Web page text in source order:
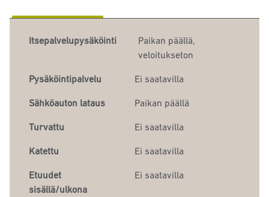
Itsepalvelupysäköinti Paikan päällä,
veloitukseton
Pysäköintipalvelu Ei saatavilla
Sähköauton lataus Paikan päällä
Turvattu Ei saatavilla
Katettu Ei saatavilla
Etuudet
sisällä/ulkona
Ei saatavilla